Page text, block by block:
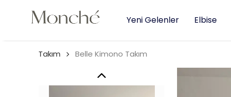
Yeni Gelenler Elbise
Takım Belle Kimono Takım